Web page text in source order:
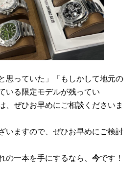
思っていた」「もしかして地元の
いる限定モデルが残ってい
、ぜひお早めにご相談くださいま
いますので、ぜひお早めにご検討
の一本を手にするなら、 今です！